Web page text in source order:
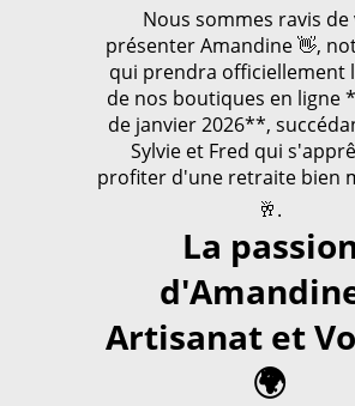
d inspiration tibetaine en argent
pierres semi-précieuses mais aussi
de pendentifs tibétains , de bijoux
par nos soins du Népal ou du Tibet
nos bijoux tibétains et Hindous sont
créateurs , uniques .Réalisés avec
et d' excellente qualité , ces bijoux
artisanat tibétain , népalais ou
à la main par des artisans népalais ,
Nous sommes ravis de
présenter Amandine 👋,
qui prendra officiellement
de nos boutiques en ligne
de janvier 2026**,
Sylvie et Fred qui
profiter d'une retraite bien
🥂.
La
Artisanat et
🌍